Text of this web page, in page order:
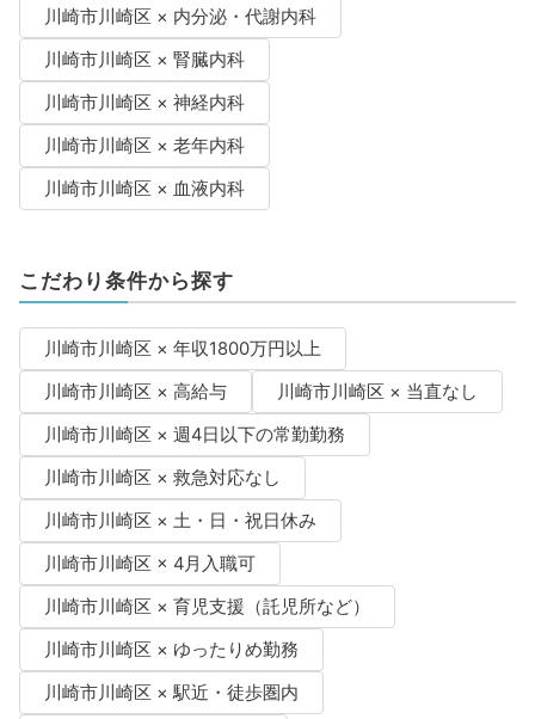
川崎市川崎区 × 内分泌・代謝内科
川崎市川崎区 × 腎臓内科
川崎市川崎区 × 神経内科
川崎市川崎区 × 老年内科
川崎市川崎区 × 血液内科
こだわり条件から探す
川崎市川崎区 × 年収1800万円以上
川崎市川崎区 × 高給与
川崎市川崎区 × 当直なし
川崎市川崎区 × 週4日以下の常勤勤務
川崎市川崎区 × 救急対応なし
川崎市川崎区 × 土・日・祝日休み
川崎市川崎区 × 4月入職可
川崎市川崎区 × 育児支援（託児所など）
川崎市川崎区 × ゆったりめ勤務
川崎市川崎区 × 駅近・徒歩圏内